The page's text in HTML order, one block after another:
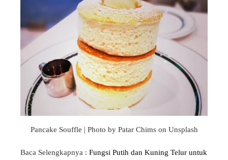
Pancake Souffle | Photo by Patar Chims on Unsplash
Baca Selengkapnya : Fungsi Putih dan Kuning Telur untuk